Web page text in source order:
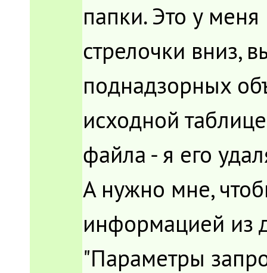
папки. Это у
стрелочки вниз,
поднадзорных
исходной
файла - я его
А нужно мне,
информацией из
"Параметры